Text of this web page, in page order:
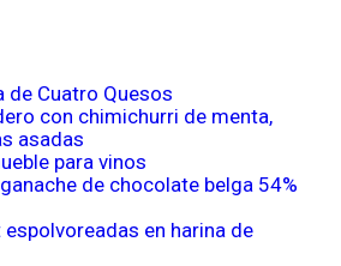
de Cuatro Quesos
con chimichurri de menta,
asadas
para vinos
de chocolate belga 54%
en harina de